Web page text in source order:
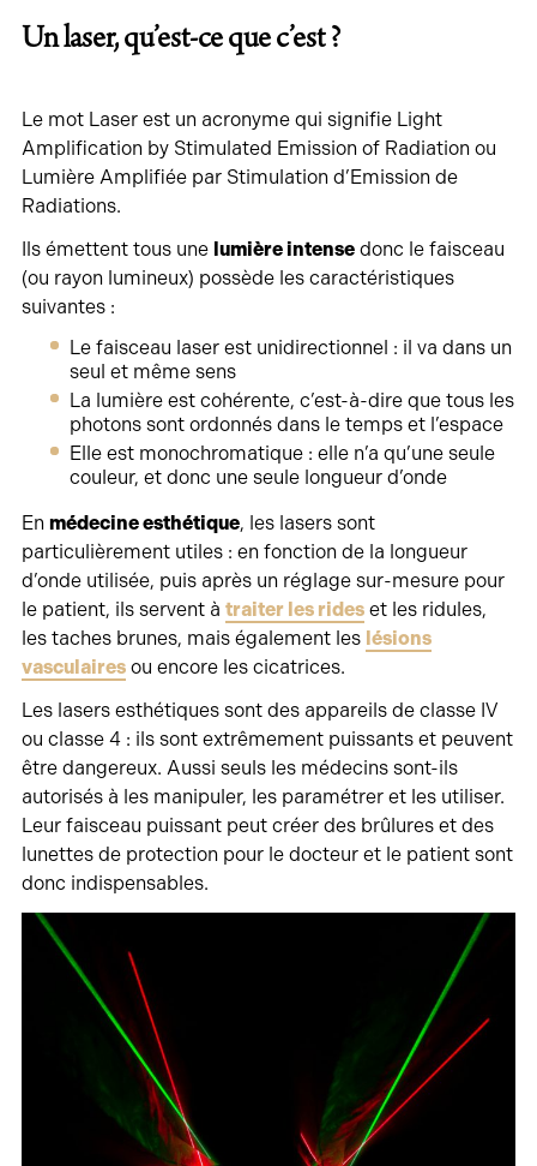
Un laser, qu’est-ce que c’est ?
Le mot Laser est un acronyme qui signifie Light
Amplification by Stimulated Emission of Radiation ou
Lumière Amplifiée par Stimulation d’Emission de
Radiations.
Ils émettent tous une lumière intensedonc le faisceau
(ou rayon lumineux) possède les caractéristiques
suivantes :
Le faisceau laser est unidirectionnel : il va dans un
seul et même sens
La lumière est cohérente, c’est-à-dire que tous les
photons sont ordonnés dans le temps et l’espace
Elle est monochromatique : elle n’a qu’une seule
couleur, et donc une seule longueur d’onde
En médecine esthétique, les lasers sont
particulièrement utiles : en fonction de la longueur
d’onde utilisée, puis après un réglage sur-mesure pour
le patient, ils servent à traiter les rideset les ridules,
les taches brunes, mais également les lésions
vasculairesou encore les cicatrices.
Les lasers esthétiques sont des appareils de classe IV
ou classe 4 : ils sont extrêmement puissants et peuvent
être dangereux. Aussi seuls les médecins sont-ils
autorisés à les manipuler, les paramétrer et les utiliser.
Leur faisceau puissant peut créer des brûlures et des
lunettes de protection pour le docteur et le patient sont
donc indispensables.